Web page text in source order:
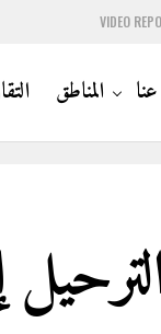
VIDEO
عنا المناطق